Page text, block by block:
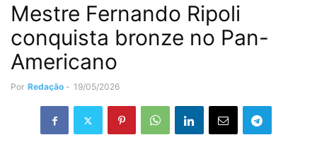
Mestre Fernando Ripoli
conquista bronze no Pan-
Americano
Por Redação - 19/05/2026